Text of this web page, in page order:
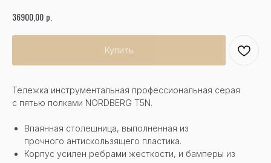
36900,00 р.
Купить
Тележка инструментальная профессиональная серая
c пятью полками NORDBERG T5N.
Впаянная столешница, выполненная из
прочного антискользящего пластика.
Корпус усилен ребрами жесткости, и бамперы из